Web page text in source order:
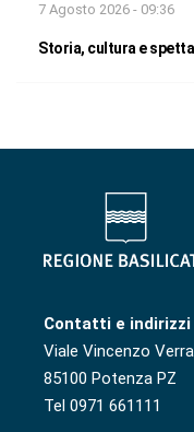
7 Agosto 2026 - 09:36
Storia, cultura e
Contatti e indirizzi
Viale Vincenzo
85100 Potenza PZ
Tel 0971 661111